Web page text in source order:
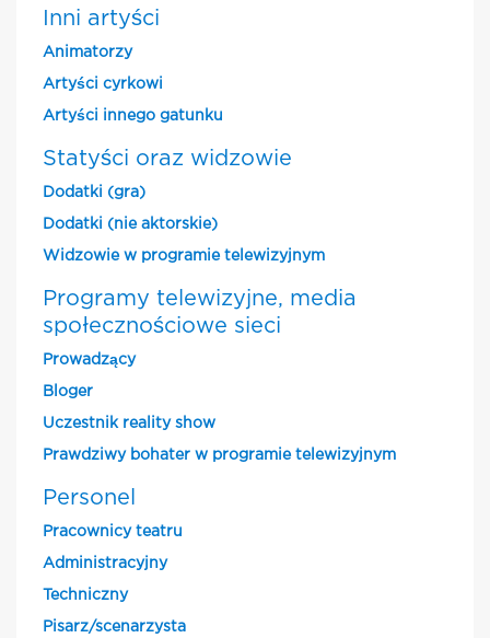
Inni artyści
Animatorzy
Artyści cyrkowi
Artyści innego gatunku
Statyści oraz widzowie
Dodatki (gra)
Dodatki (nie aktorskie)
Widzowie w programie telewizyjnym
Programy telewizyjne, media
społecznościowe sieci
Prowadzący
Bloger
Uczestnik reality show
Prawdziwy bohater w programie telewizyjnym
Personel
Pracownicy teatru
Administracyjny
Techniczny
Pisarz/scenarzysta